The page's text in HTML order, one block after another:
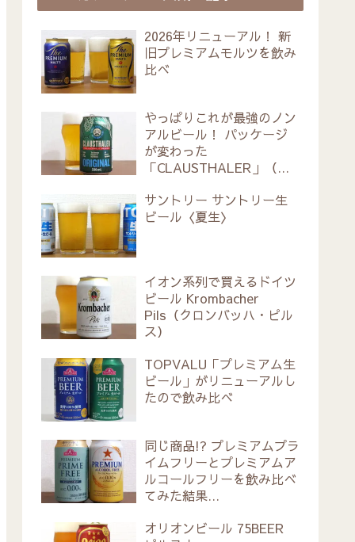
2026年リニューアル！ 新
旧プレミアムモルツを飲み
比べ
やっぱりこれが最強のノン
アルビール！ パッケージ
が変わった
「CLAUSTHALER」（ク
サントリー サントリー生
ビール〈夏生〉
イオン系列で買えるドイツ
ビール Krombacher
Pils（クロンバッハ・ピル
ス）
TOPVALU「プレミアム生
ビール」がリニューアルし
たので飲み比べ
同じ商品!? プレミアムプラ
イムフリーとプレミアムア
ルコールフリーを飲み比べ
てみた結果…
オリオンビール 75BEER